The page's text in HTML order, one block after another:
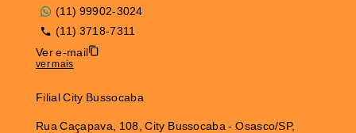
(11) 99902-3024
(11) 3718-7311
Ver e-mail
ver mais
Filial City Bussocaba
Rua Caçapava, 108, City Bussocaba - Osasco/SP,